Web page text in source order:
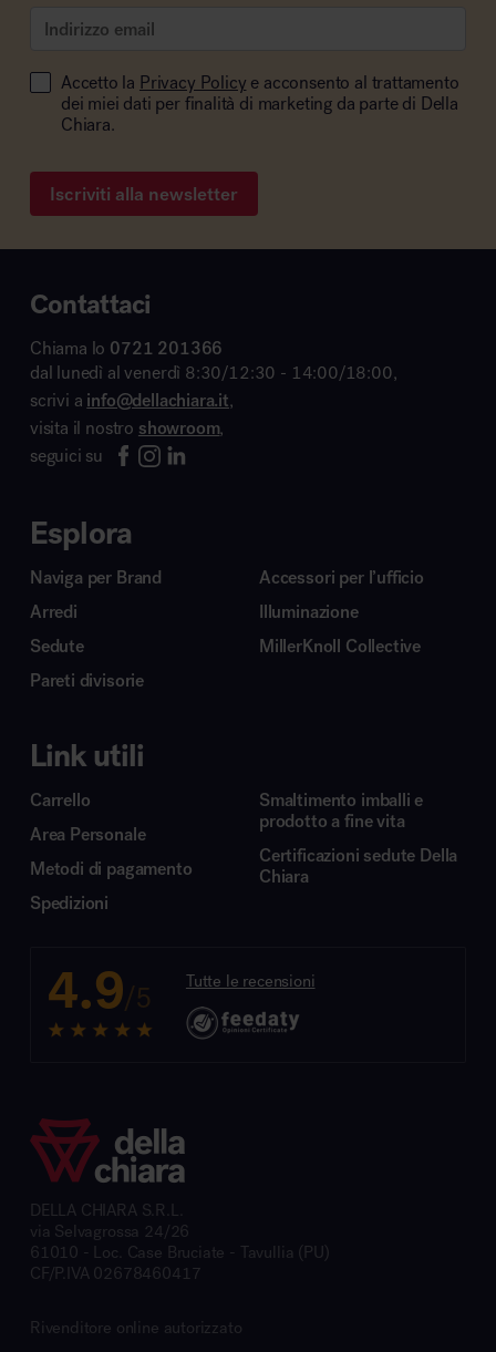
Accetto la Privacy Policy e acconsento al trattamento
dei miei dati per finalità di marketing da parte di Della
Chiara.
Iscriviti alla newsletter
Contattaci
Chiama lo 0721 201366
dal lunedì al venerdì 8:30/12:30 - 14:00/18:00,
scrivi a info@dellachiara.it,
visita il nostro showroom,
seguici su
Esplora
Naviga per Brand
Arredi
Sedute
Pareti divisorie
Accessori per l’ufficio
Illuminazione
MillerKnoll Collective
Link utili
Carrello
Area Personale
Metodi di pagamento
Spedizioni
Smaltimento imballi e
prodotto a fine vita
Certificazioni sedute Della
Chiara
4.9/5 Tutte le recensioni
DELLA CHIARA S.R.L.
via Selvagrossa 24/26
61010 - Loc. Case Bruciate - Tavullia (PU)
CF/P.IVA 02678460417
Rivenditore online autorizzato